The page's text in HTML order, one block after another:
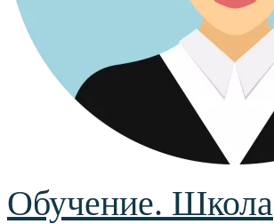
Обучение. Школа